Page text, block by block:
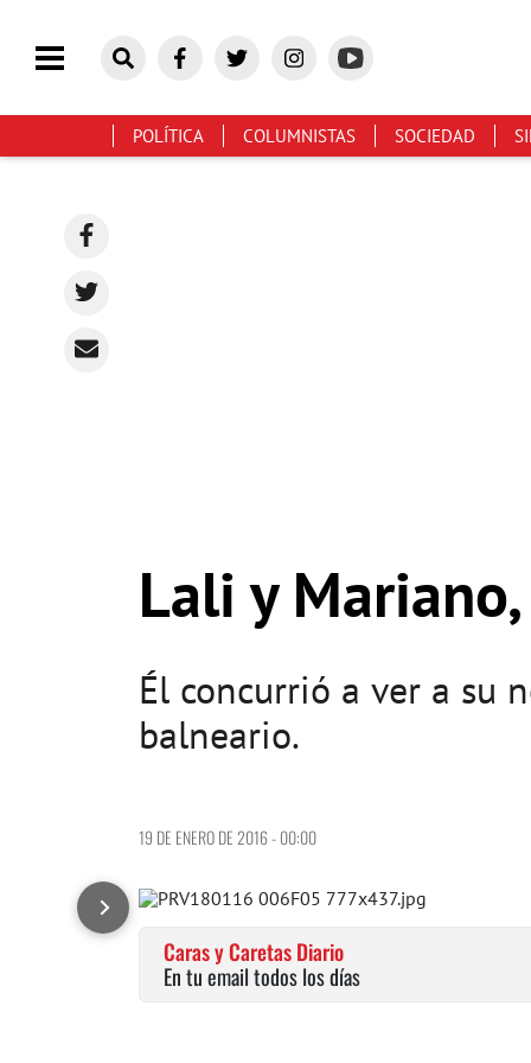
POLÍTICA COLUMNISTAS SOCIEDAD
Lali y
Él concurrió a ver a su
balneario.
19 DE ENERO DE 2016 - 00:00
Caras y Caretas Diario
En tu email todos los días